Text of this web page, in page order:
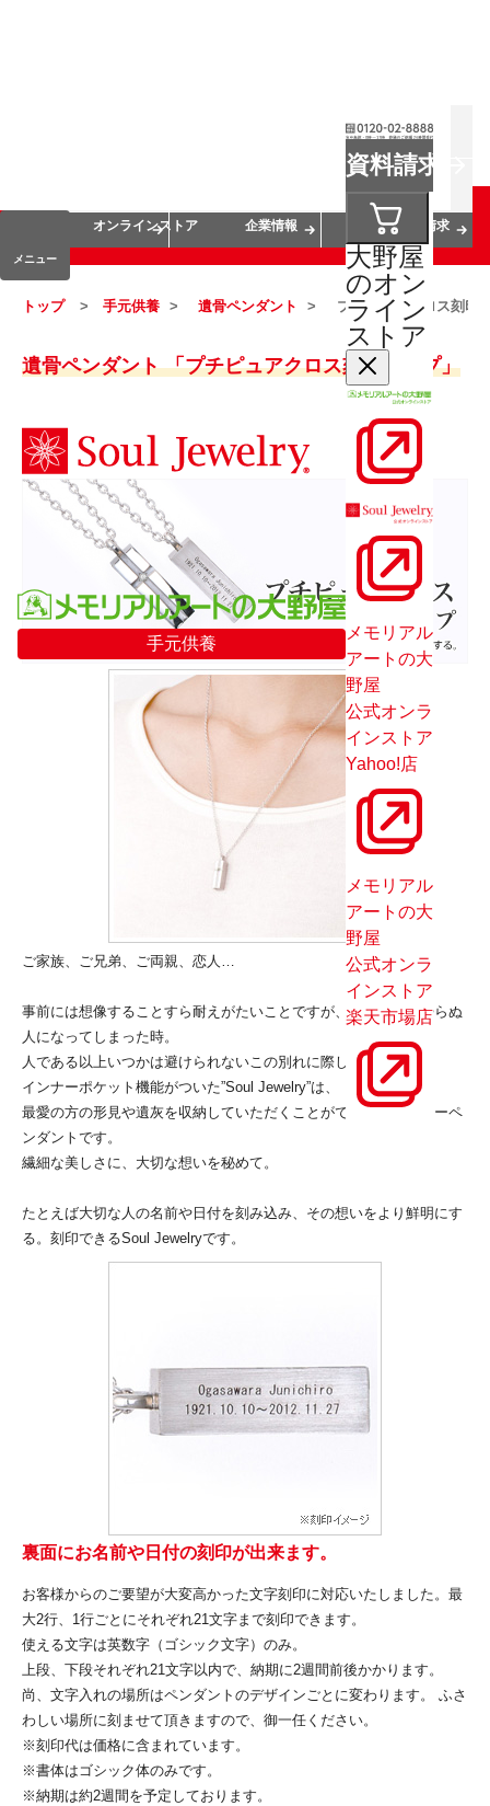
手元供養
資料請求
大野屋
のオン
ライン
ストア
メモリアル
アートの大
野屋
公式オンラ
インストア
Yahoo!店
メモリアル
アートの大
野屋
公式オンラ
インストア
楽天市場店
メニュー
会員サービス
オンラインストア
企業情報 資料請求
トップ 手元供養 遺骨ペンダント プチピュアクロス刻印
遺骨ペンダント 「プチピュアクロス刻印タイプ」
ご家族、ご兄弟、ご両親、恋人…
事前には想像することすら耐えがたいことですが、最愛の人が帰らぬ
人になってしまった時。
人である以上いつかは避けられないこの別れに際して、
インナーポケット機能がついた”Soul Jewelry”は、
最愛の方の形見や遺灰を収納していただくことができるジュエリーペ
ンダントです。
繊細な美しさに、大切な想いを秘めて。
たとえば大切な人の名前や日付を刻み込み、その想いをより鮮明にす
る。刻印できるSoul Jewelryです。
裏面にお名前や日付の刻印が出来ます。
お客様からのご要望が大変高かった文字刻印に対応いたしました。最
大2行、1行ごとにそれぞれ21文字まで刻印できます。
使える文字は英数字（ゴシック文字）のみ。
上段、下段それぞれ21文字以内で、納期に2週間前後かかります。
尚、文字入れの場所はペンダントのデザインごとに変わります。 ふさ
わしい場所に刻ませて頂きますので、御一任ください。
※刻印代は価格に含まれています。
※書体はゴシック体のみです。
※納期は約2週間を予定しております。